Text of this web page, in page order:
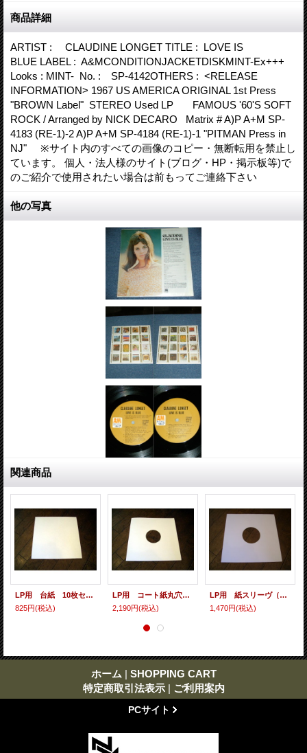
商品詳細
ARTIST : CLAUDINE LONGET TITLE : LOVE IS
BLUE LABEL : A&MCONDITIONJACKETDISKMINT-Ex+++
Looks : MINT- No. : SP-4142OTHERS : <RELEASE
INFORMATION> 1967 US AMERICA ORIGINAL 1st Press
"BROWN Label" STEREO Used LP FAMOUS '60'S SOFT
ROCK / Arranged by NICK DECARO Matrix # A)P A+M SP-
4183 (RE-1)-2 A)P A+M SP-4184 (RE-1)-1 "PITMAN Press in
NJ" ※サイト内のすべての画像のコピー・無断転用を禁止し
ています。 個人・法人様のサイト(ブログ・HP・掲示板等)で
のご紹介で使用されたい場合は前もってご連絡下さい
他の写真
関連商品
LP用 台紙 10枚セット
825円(税込)
LP用 コート紙丸穴ジャケ 10枚セット
2,190円(税込)
LP用 紙スリーヴ（レギュラー 四角の角） 10枚セット
1,470円(税込)
ホーム | SHOPPING CART
特定商取引法表示 | ご利用案内
PCサイト